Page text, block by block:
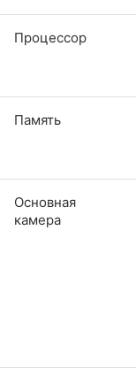
Процессор
Память
Основная
камера